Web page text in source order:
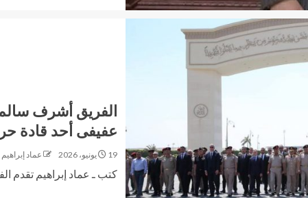
الفريق أشرف
عفيفى أحد قادة
19 يونيو، 2026 عماد إبراهيم
كتب ـ عماد إبراهيم تقدم